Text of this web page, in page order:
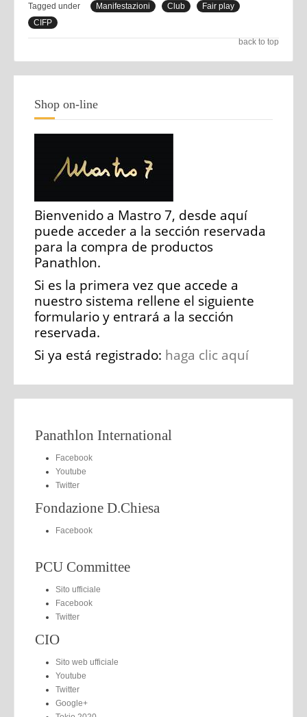
Tagged under Manifestazioni Club
Fair play
CIFP
back to top
Shop on-line
Bienvenido a Mastro 7, desde aquí
puede acceder a la sección reservada
para la compra de productos
Panathlon.
Si es la primera vez que accede a
nuestro sistema rellene el siguiente
formulario y entrará a la sección
reservada.
Si ya está registrado: haga clic aquí
Panathlon International
Facebook
Youtube
Twitter
Fondazione D.Chiesa
Facebook
PCU Committee
Sito ufficiale
Facebook
Twitter
CIO
Sito web ufficiale
Youtube
Twitter
Google+